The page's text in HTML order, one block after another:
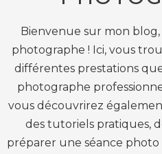
Bienvenue sur mon
photographe ! Ici, vous
différentes prestations
photographe
vous découvrirez
des tutoriels pratiques,
préparer une séance